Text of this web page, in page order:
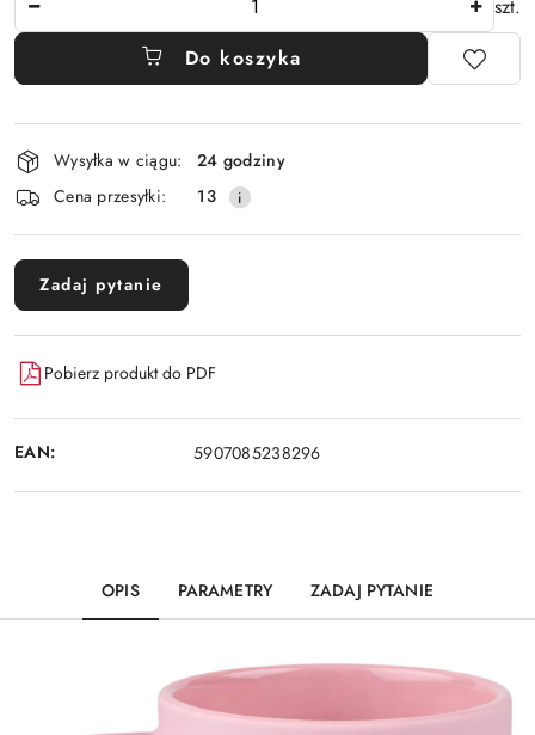
szt.
Do koszyka
Dostępność
i
dostawa
Wysyłka w ciągu:
24 godziny
Cena przesyłki:
13
Zadaj pytanie
Pobierz produkt do PDF
EAN: 5907085238296
OPIS PARAMETRY ZADAJ PYTANIE